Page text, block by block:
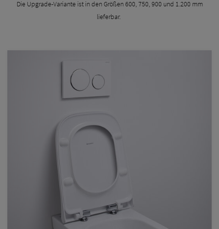
Die Upgrade-Variante ist in den Größen 600, 750, 900 und 1.200 mm
lieferbar.